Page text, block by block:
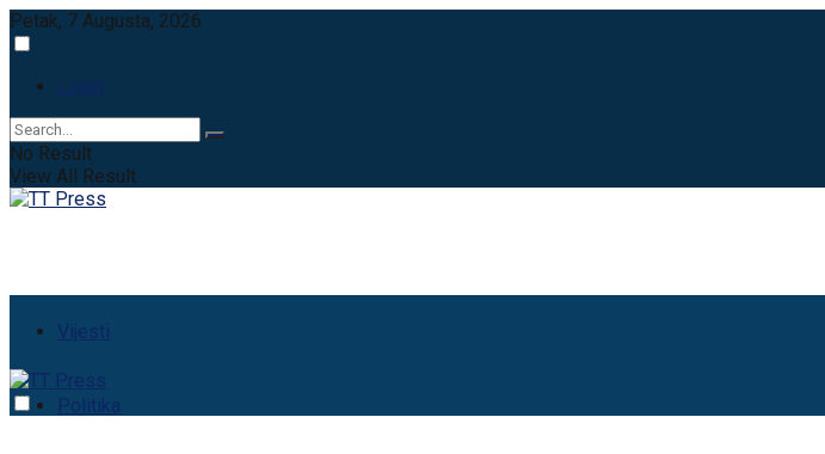
Petak, 7 Augusta, 2026
Login
No Result
View All Result
Vijesti
Politika